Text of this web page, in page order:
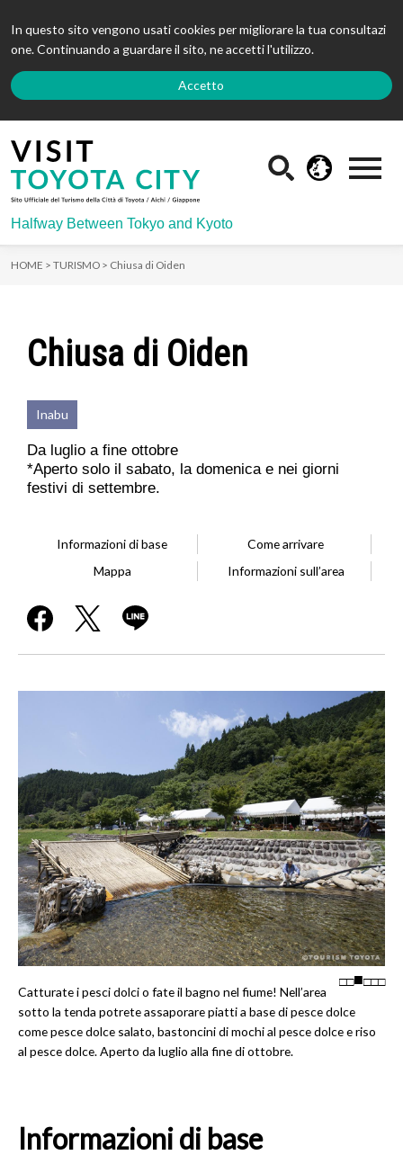
In questo sito vengono usati cookies per migliorare la tua consultazi
one. Continuando a guardare il sito, ne accetti l'utilizzo.
Accetto
Halfway Between Tokyo and Kyoto
HOME > TURISMO > Chiusa di Oiden
Chiusa di Oiden
Inabu
Da luglio a fine ottobre
*Aperto solo il sabato, la domenica e nei giorni
festivi di settembre.
Informazioni di base
Come arrivare
Mappa
Informazioni sull’area
□□ □□□
Catturate i pesci dolci o fate il bagno nel fiume! Nell’area
sotto la tenda potrete assaporare piatti a base di pesce dolce
come pesce dolce salato, bastoncini di mochi al pesce dolce e riso
al pesce dolce. Aperto da luglio alla fine di ottobre.
Informazioni di base